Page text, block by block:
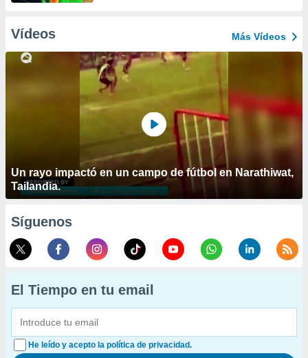
Vídeos Más Vídeos
Un rayo impactó en un campo de fútbol en Narathiwat,
Tailandia.
Síguenos
El Tiempo en tu email
He leído y acepto la política de privacidad.